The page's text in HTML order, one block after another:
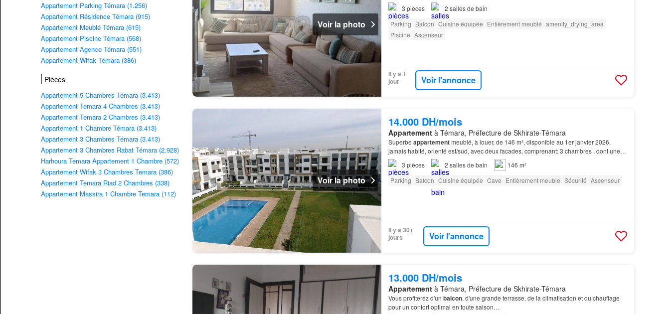
Appartement Parking Témara (1.256)
Appartement Résidence Témara (915)
Appartement Meublé Témara (615)
Appartement Piscine Témara (568)
Appartement Agence Témara (551)
Appartement Wifak Témara (386)
Pièces
Appartement 5 Chambres Témara (3.413)
Appartement Temara 4 Chambres (3.413)
Appartement Temara 2 Chambres (3.413)
Appartement 1 Chambre Témara (3.413)
Appartement 3 Chambres Témara (3.413)
Appartement 3 Chambres Rabat Témara (2.928)
Harhoura Temara Appartement 1 Chambre (572)
Appartement Wifak 3 Chambres Temara (386)
Appartement Temara Riad 2 Chambres (338)
Appartement Massira 1 Chambre Temara (112)
Voir la photo
3 pièces 2 salles de bain
Parking Balcon Cuisine équipée Entièrement meublé amenity_drying_area
Piscine Ascenseur
Il y a 1
jour
Voir l'annonce
Voir la photo
14.000 DH/mois
Appartementà Témara, Préfecture de Skhirate-Témara
Superbe appartementmeublé, à louer, de 146 m², disponible au 1er janvier 2026,
jamais habité, orienté est/sud, avec deux facades, comprenant: 3 chambres , dont une
parentale avec salle de bain,
et dressing…
3 pièces 2 salles de bain
146 m²
Parking Balcon Cuisine équipée Cave Entièrement meublé Sécurité Ascenseur
Il y a 30+
jours
Voir l'annonce
13.000 DH/mois
Appartementà Témara, Préfecture de Skhirate-Témara
Vous profiterez d'un balcon, d'une grande terrasse, de la climatisation et du chauffage
pour un confort optimal en toute saison…